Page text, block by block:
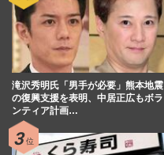
滝沢秀明氏「男手が必要」熊本地震
の復興支援を表明、中居正広もボラ
ンティア計画…